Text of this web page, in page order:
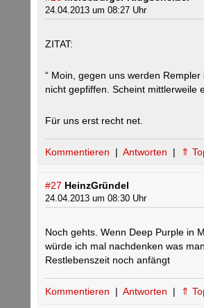
24.04.2013 um 08:27 Uhr
ZITAT:
“ Moin, gegen uns werden Rempler
nicht gepfiffen. Scheint mittlerweile
Für uns erst recht net.
Kommentieren | Antworten | ⇑
#27 HeinzGründel
24.04.2013 um 08:30 Uhr
Noch gehts. Wenn Deep Purple in
würde ich mal nachdenken was
Restlebenszeit noch anfängt
Kommentieren | Antworten | ⇑